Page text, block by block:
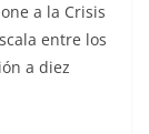
a la Crisis
entre los
a diez